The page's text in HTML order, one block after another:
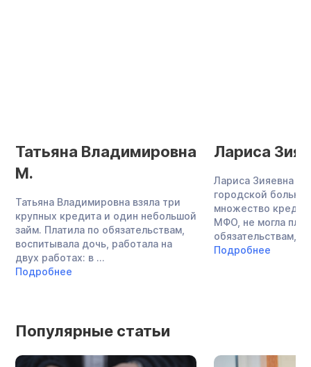
Татьяна Владимировна
М.
Татьяна Владимировна взяла три
крупных кредита и один небольшой
займ. Платила по обязательствам,
воспитывала дочь, работала на
двух работах: в ...
Подробнее
Лариса
Лариса Зияевна —
городской
множество
МФО, не могла
обязательствам,
Подробнее
Популярные статьи